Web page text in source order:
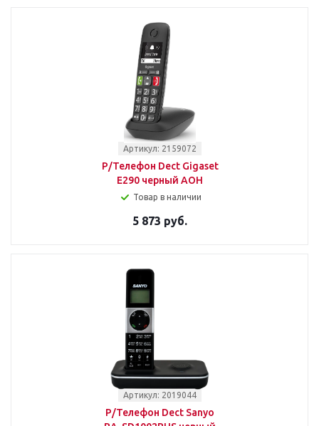
Артикул: 2159072
Р/Телефон Dect Gigaset
E290 черный АОН
Товар в наличии
5 873 руб.
Артикул: 2019044
Р/Телефон Dect Sanyo